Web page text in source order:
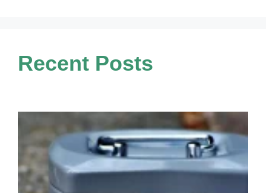
Recent Posts